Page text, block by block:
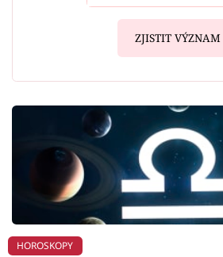
ZJISTIT VÝZNAM
HOROSKOPY